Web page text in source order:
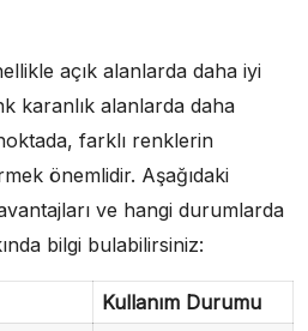
açık alanlarda daha iyi
karanlık alanlarda daha
farklı renklerin
önemlidir. Aşağıdaki
ve hangi durumlarda
bilgi bulabilirsiniz:
Kullanım Durumu